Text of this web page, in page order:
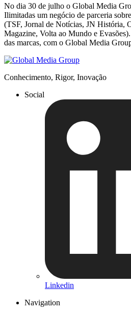
No dia 30 de julho o Global Media
Ilimitadas um negócio de parceria
(TSF, Jornal de Notícias, JN História,
Magazine, Volta ao Mundo e
das marcas, com o Global Media
Conhecimento, Rigor, Inovação
Social
Linkedin
Navigation